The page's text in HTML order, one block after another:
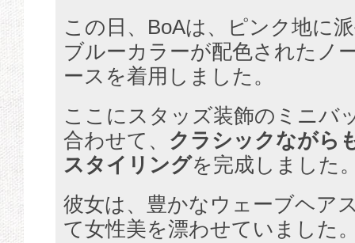
この日、BoAは、ピンク地に
ブルーカラーが配色されたノ
ースを着用しました。
ここにスタッズ装飾のミニバ
合わせて、 クラシックながら
スタイリングを完成しました
彼女は、豊かなウェーブヘア
て女性美を漂わせていました